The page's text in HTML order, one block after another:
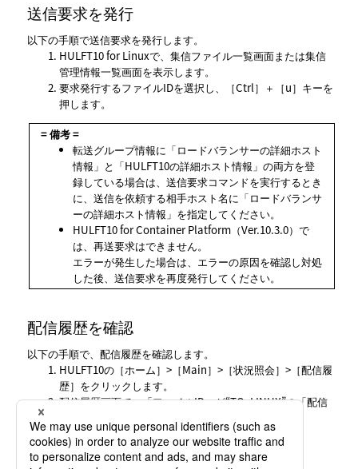
送信要求を発行
以下の手順で送信要求を発行します。
HULFT10 for Linuxで、集信ファイル一覧画面または集信
管理情報一覧画面を表示します。
要求発行するファイルIDを選択し、
Ctrl ＋ u
キーを
押します。
= 備考 =
転送グループ情報に
ロードバランサーの詳細ホスト
情報
と HULFT10の詳細ホスト情報
の両方を登
録している場合は、送信要求コマンドを実行するとき
に、送信を依頼する相手ホスト名に
ロードバランサ
ーの詳細ホスト情報
を指定してください。
HULFT10 for Container Platform（Ver.10.3.0）で
は、再送要求はできません。
エラーが発生した場合は、エラーの原因を確認し対処
した後、送信要求を再度発行してください。
配信履歴を確認
以下の手順で、配信履歴を確認します。
HULFT10の
ホーム > Main > 状況照会 >
配信履
歴
をクリックします。
配信履歴画面で、
ファイルID が“TO_LINUX”の
配信
集信履歴を確認